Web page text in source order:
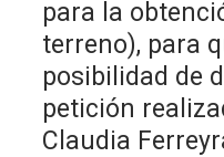
para la
terreno), para
posibilidad de
petición
Claudia